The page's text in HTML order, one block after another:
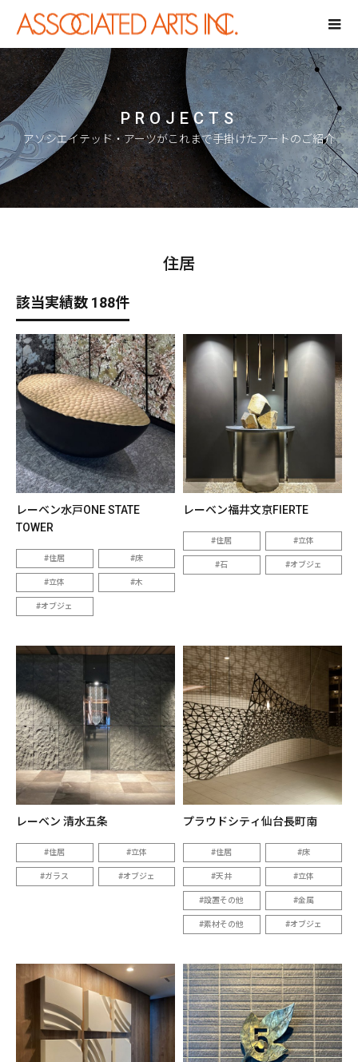
PROJECTS
アソシエイテッド・アーツがこれまで手掛けたアートのご紹介
住居
該当実績数 188件
レーベン水戸ONE STATE
TOWER
住居 床
立体 木
オブジェ
レーベン福井文京FIERTE
住居 立体
石 オブジェ
レーベン 清水五条
住居 立体
ガラス オブジェ
プラウドシティ仙台長町南
住居 床
天井 立体
設置その他 金属
素材その他 オブジェ